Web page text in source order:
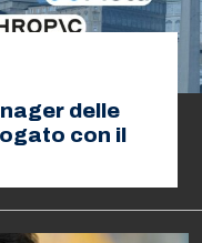
delle
con il